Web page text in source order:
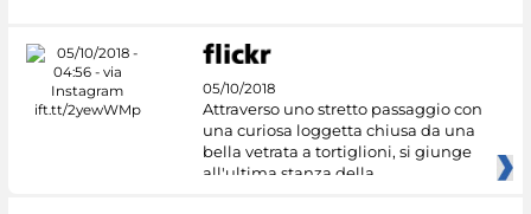
05/10/2018
Attraverso uno stretto passaggio con
una curiosa loggetta chiusa da una
bella vetrata a tortiglioni, si giunge
all'ultima stanza della